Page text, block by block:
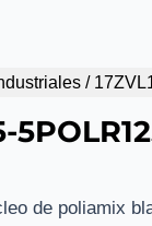
/
de poliamix